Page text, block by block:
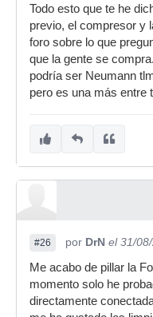
Todo esto que te he
previo, el compresor y
foro sobre lo que
que la gente se
podría ser Neumann
pero es una más entre
#26 por DrN el 31/
Me acabo de pillar la
momento solo he
directamente